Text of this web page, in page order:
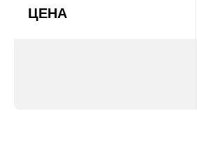
ЦЕНА